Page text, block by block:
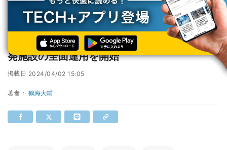
TECH+ テクノロジー
カーエレクトロニクス
トヨタ、約3000億円を投資した新たな研究開発施設の全面運用を開始
トヨタ、約3000億円を投資した新たな研究開
発施設の全面運用を開始
掲載日 2024/04/02 15:05
著者： 鶴海大輔